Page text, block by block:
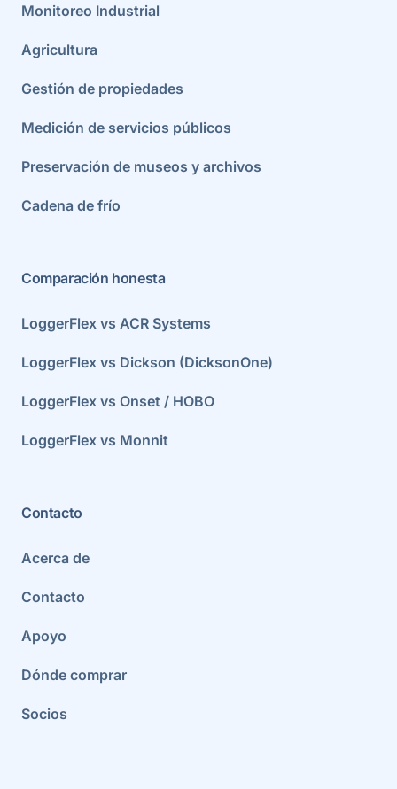
Monitoreo Industrial
Agricultura
Gestión de propiedades
Medición de servicios públicos
Preservación de museos y archivos
Cadena de frío
Comparación honesta
LoggerFlex vs ACR Systems
LoggerFlex vs Dickson (DicksonOne)
LoggerFlex vs Onset / HOBO
LoggerFlex vs Monnit
Contacto
Acerca de
Contacto
Apoyo
Dónde comprar
Socios